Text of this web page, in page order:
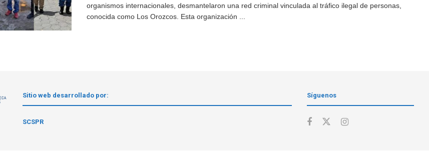
organismos internacionales, desmantelaron una red criminal vinculada al tráfico ilegal de personas,
conocida como Los Orozcos. Esta organización ...
Sitio web desarrollado por:
SCSPR
Síguenos